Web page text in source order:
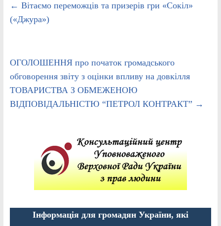
← Вітаємо переможців та призерів гри «Сокіл»
(«Джура»)
ОГОЛОШЕННЯ про початок громадського
обговорення звіту з оцінки впливу на довкілля
ТОВАРИСТВА З ОБМЕЖЕНОЮ
ВІДПОВІДАЛЬНІСТЮ “ПЕТРОЛ КОНТРАКТ” →
Інформація для громадян України, які